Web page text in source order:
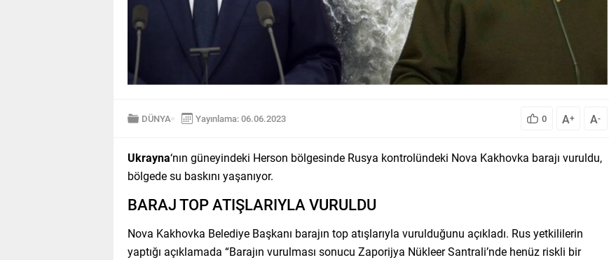
DÜNYA Yayınlama: 06.06.2023 0 A+ A-
Ukrayna‘nın güneyindeki Herson bölgesinde Rusya kontrolündeki Nova Kakhovka barajı vuruldu,
bölgede su baskını yaşanıyor.
BARAJ TOP ATIŞLARIYLA VURULDU
Nova Kakhovka Belediye Başkanı barajın top atışlarıyla vurulduğunu açıkladı. Rus yetkililerin
yaptığı açıklamada “Barajın vurulması sonucu Zaporijya Nükleer Santrali’nde henüz riskli bir